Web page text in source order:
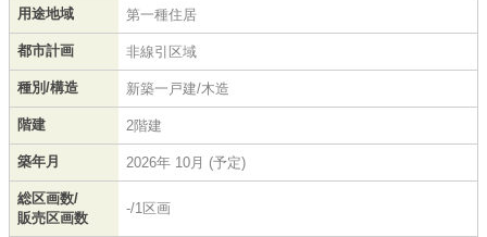
用途地域 第一種住居
都市計画 非線引区域
種別/構造 新築一戸建/木造
階建 2階建
築年月 2026年 10月 (予定)
総区画数/
販売区画数
-/1区画